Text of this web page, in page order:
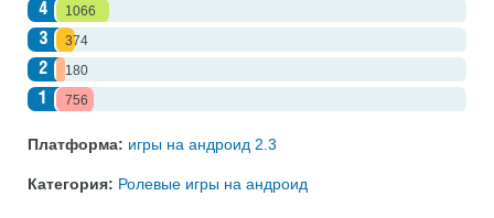
4 1066
3 374
2 180
1 756
Платформа: игры на андроид 2.3
Категория: Ролевые игры на андроид